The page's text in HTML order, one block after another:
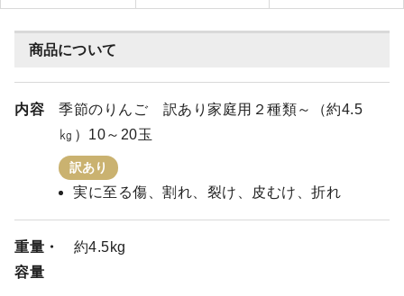
商品について
内容
季節のりんご 訳あり家庭用２種類～（約4.5
㎏）10～20玉
訳あり
実に至る傷、割れ、裂け、皮むけ、折れ
重量・
容量
約4.5kg